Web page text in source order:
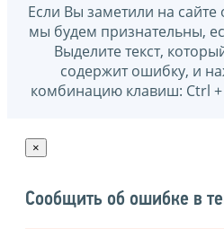
Если Вы заметили на сайте
мы будем признательны,
Выделите текст,
содержит ошибку, и
комбинацию клавиш: Ctrl
×
Сообщить об ошибке в